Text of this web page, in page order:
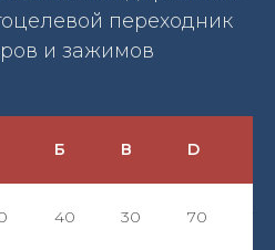
переходник
и зажимов
Б В D
40 30 70